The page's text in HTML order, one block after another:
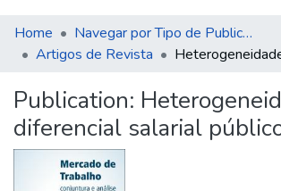
Acesso à
Communities & Collections
Search for
Statistics
Tips
Home
Navegar por Tipo de Publicação
Artigos de Revista
Publication:
diferencial salarial